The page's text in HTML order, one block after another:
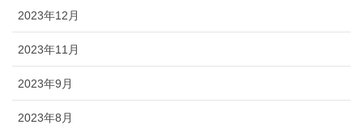
2023年12月
2023年11月
2023年9月
2023年8月